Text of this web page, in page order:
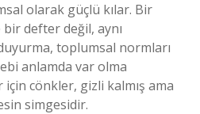
olarak güçlü kılar. Bir
bir defter değil, aynı
toplumsal normları
anlamda var olma
için cönkler, gizli kalmış ama
simgesidir.